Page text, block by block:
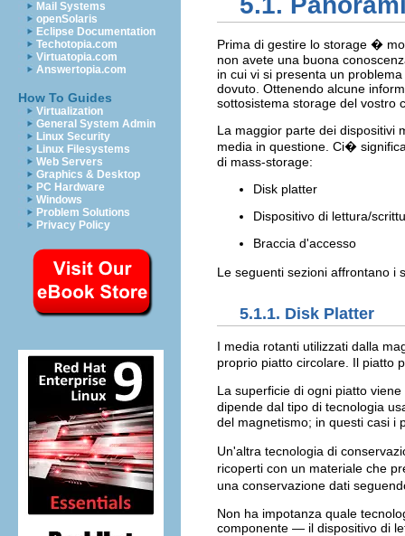
Mail Systems
openSolaris
Eclipse Documentation
Techotopia.com
Virtuatopia.com
Answertopia.com
How To Guides
Virtualization
General System Admin
Linux Security
Linux Filesystems
Web Servers
Graphics & Desktop
PC Hardware
Windows
Problem Solutions
Privacy Policy
Prima di gestire lo storage �
non avete una buona
in cui vi si presenta un
dovuto. Ottenendo alcune
sottosistema storage del vostro
La maggior parte dei dispositivi
media in questione. Ci�
di mass-storage:
Disk platter
Dispositivo di lettura/
Braccia d'accesso
Le seguenti sezioni affrontano
5.1.1. Disk Platter
I media rotanti utilizzati dalla
proprio piatto circolare. Il piatto
La superficie di ogni piatto
dipende dal tipo di tecnologia
del magnetismo; in questi casi i
Un'altra tecnologia di
ricoperti con un materiale che
una conservazione dati
Non ha impotanza quale
componente — il dispositivo di